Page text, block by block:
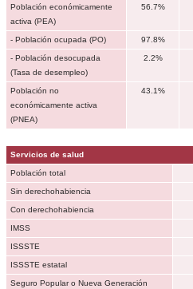
Población económicamente
activa (PEA)
56.7%
- Población ocupada (PO) 97.8%
- Población desocupada
(Tasa de desempleo)
2.2%
Población no
económicamente activa
(PNEA)
43.1%
Servicios de salud
Población total
Sin derechohabiencia
Con derechohabiencia
IMSS
ISSSTE
ISSSTE estatal
Seguro Popular o Nueva Generación